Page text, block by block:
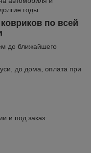
годы.
по всей
до ближайшего
до дома, оплата при
и под заказ: